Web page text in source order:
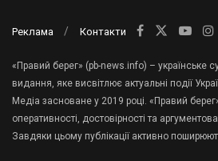
Реклама Контакти
«Правий берег» (pb-news.info) – українське
видання, яке висвітлює актуальні події
Медіа засноване у 2019 році. «Правий
оперативності, достовірності та
Завдяки цьому публікації активно